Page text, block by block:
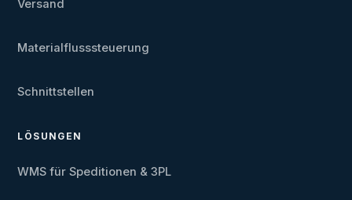
Versand
Materialflusssteuerung
Schnittstellen
LÖSUNGEN
WMS für Speditionen & 3PL